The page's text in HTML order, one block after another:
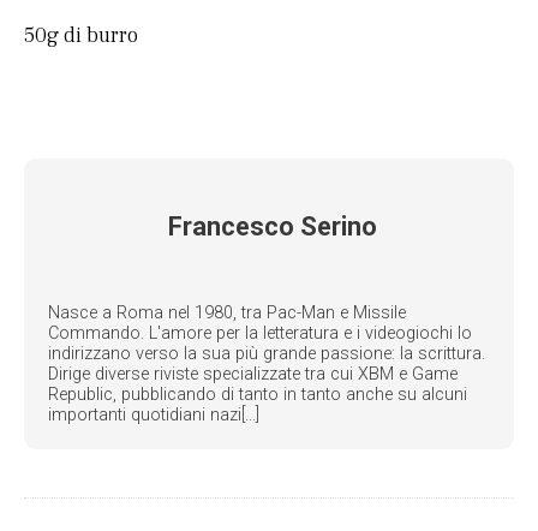
50g di burro
Francesco Serino
Nasce a Roma nel 1980, tra Pac-Man e Missile
Commando. L'amore per la letteratura e i videogiochi lo
indirizzano verso la sua più grande passione: la scrittura.
Dirige diverse riviste specializzate tra cui XBM e Game
Republic, pubblicando di tanto in tanto anche su alcuni
importanti quotidiani nazi[...]